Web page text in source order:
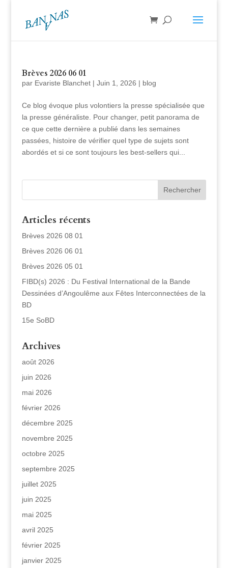
Brèves 2026 06 01
par Evariste Blanchet| Juin 1, 2026 | blog
Ce blog évoque plus volontiers la presse spécialisée que
la presse généraliste. Pour changer, petit panorama de
ce que cette dernière a publié dans les semaines
passées, histoire de vérifier quel type de sujets sont
abordés et si ce sont toujours les best-sellers qui...
Articles récents
Brèves 2026 08 01
Brèves 2026 06 01
Brèves 2026 05 01
FIBD(s) 2026 : Du Festival International de la Bande
Dessinées d’Angoulême aux Fêtes Interconnectées de la
BD
15e SoBD
Archives
août 2026
juin 2026
mai 2026
février 2026
décembre 2025
novembre 2025
octobre 2025
septembre 2025
juillet 2025
juin 2025
mai 2025
avril 2025
février 2025
janvier 2025